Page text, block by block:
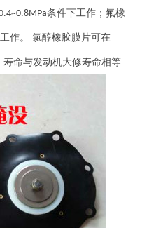
条件下工作；氟橡
作。 氯醇橡胶膜片可在
命与发动机大修寿命相等